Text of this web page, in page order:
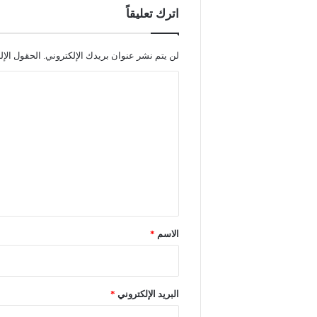
اترك تعليقاً
لن يتم نشر عنوان بريدك الإلكتروني. الحقول
*الاسم *
البريد الإلكتروني *